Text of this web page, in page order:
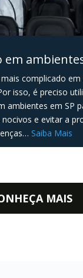
em
complicado em
isso, é preciso
ambientes em SP
e evitar a
Saiba Mais
MAIS